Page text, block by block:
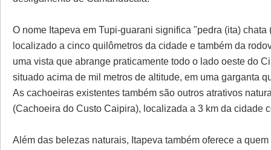
O nome Itapeva em Tupi-guarani significa "pedra (ita)
localizado a cinco quilômetros da cidade e também da
uma vista que abrange praticamente todo o lado oeste do
situado acima de mil metros de altitude, em uma garganta
As cachoeiras existentes também são outros atrativos
(Cachoeira do Custo Caipira), localizada a 3 km da cidade
Além das belezas naturais, Itapeva também oferece a